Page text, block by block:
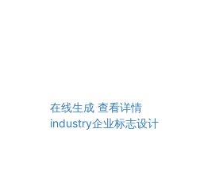
在线生成 查看详情
industry企业标志设计